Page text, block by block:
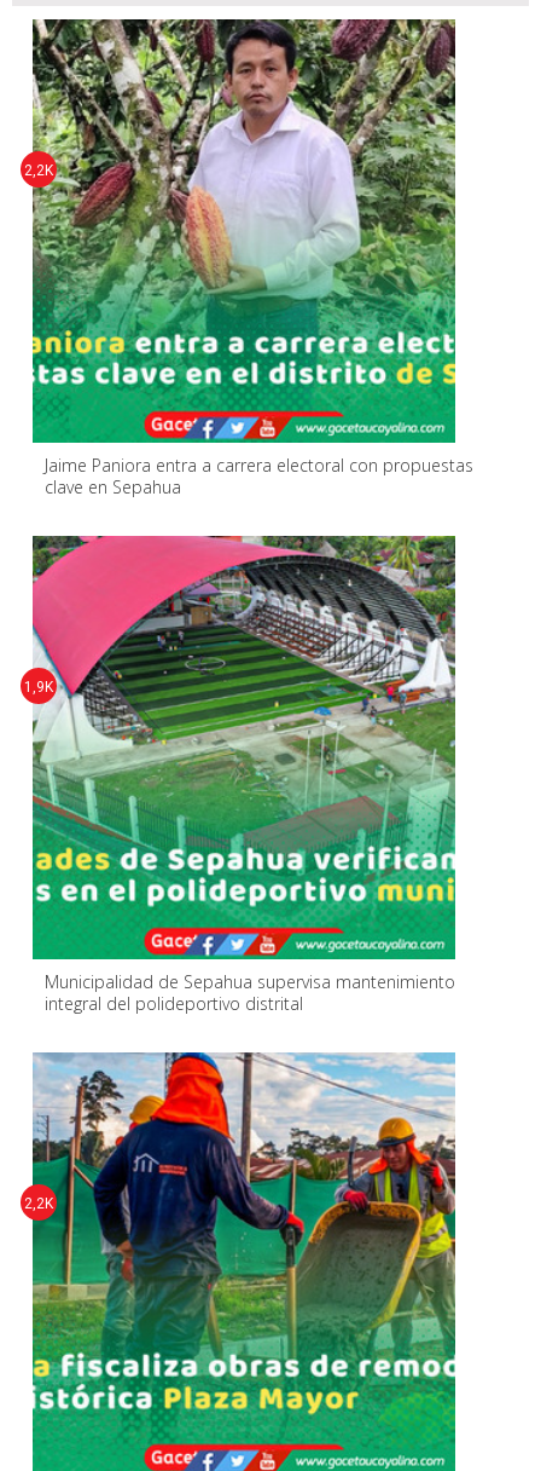
Jaime Paniora entra a carrera electoral con propuestas
clave en Sepahua
2,2K
Municipalidad de Sepahua supervisa mantenimiento
integral del polideportivo distrital
1,9K
2,2K